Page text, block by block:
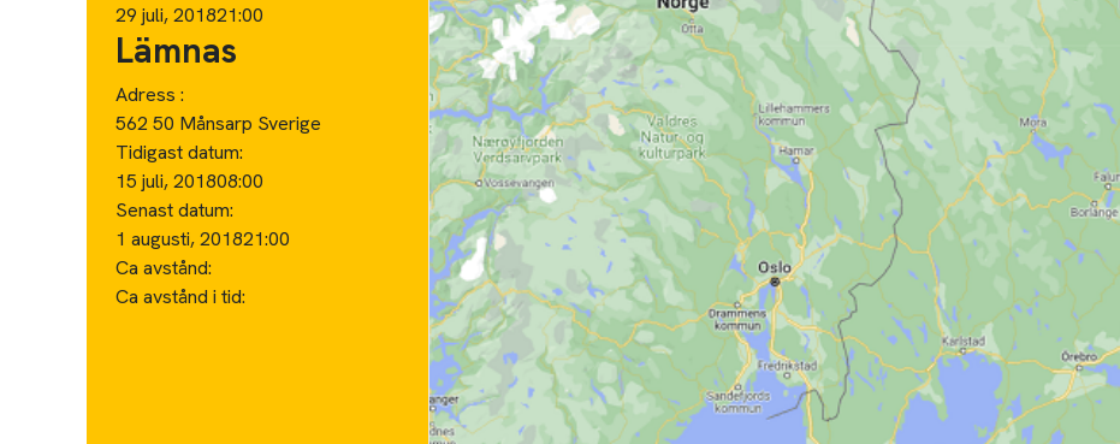
29 juli, 201821:00
Lämnas
Adress :
562 50 Månsarp Sverige
Tidigast datum:
15 juli, 201808:00
Senast datum:
1 augusti, 201821:00
Ca avstånd:
Ca avstånd i tid: